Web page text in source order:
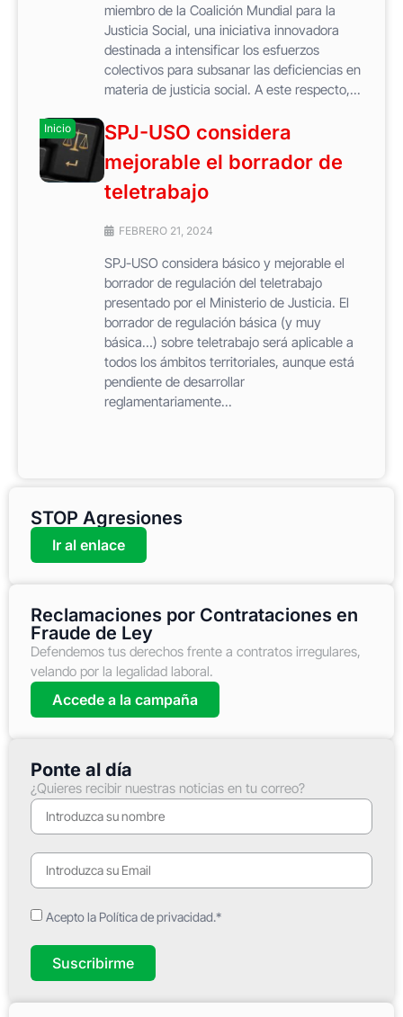
miembro de la Coalición Mundial para la
Justicia Social, una iniciativa innovadora
destinada a intensificar los esfuerzos
colectivos para subsanar las deficiencias en
materia de justicia social. A este respecto,...
Inicio
SPJ-USO considera
mejorable el borrador de
teletrabajo
FEBRERO 21, 2024
SPJ-USO considera básico y mejorable el
borrador de regulación del teletrabajo
presentado por el Ministerio de Justicia. El
borrador de regulación básica (y muy
básica…) sobre teletrabajo será aplicable a
todos los ámbitos territoriales, aunque está
pendiente de desarrollar
reglamentariamente...
STOP Agresiones
Ir al enlace
Reclamaciones por Contrataciones en
Fraude de Ley
Defendemos tus derechos frente a contratos irregulares,
velando por la legalidad laboral.
Accede a la campaña
Ponte al día
¿Quieres recibir nuestras noticias en tu correo?
Acepto la Política de privacidad.*
Suscribirme